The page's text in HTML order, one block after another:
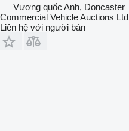
Vương quốc Anh, Doncaster
Commercial Vehicle Auctions Ltd
Liên hệ với người bán